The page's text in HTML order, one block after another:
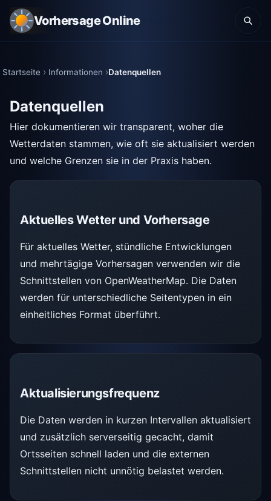
Vorhersage Online
Startseite Informationen Datenquellen
Datenquellen
Hier dokumentieren wir transparent, woher die
Wetterdaten stammen, wie oft sie aktualisiert werden
und welche Grenzen sie in der Praxis haben.
Aktuelles Wetter und Vorhersage
Für aktuelles Wetter, stündliche Entwicklungen
und mehrtägige Vorhersagen verwenden wir die
Schnittstellen von OpenWeatherMap. Die Daten
werden für unterschiedliche Seitentypen in ein
einheitliches Format überführt.
Aktualisierungsfrequenz
Die Daten werden in kurzen Intervallen aktualisiert
und zusätzlich serverseitig gecacht, damit
Ortsseiten schnell laden und die externen
Schnittstellen nicht unnötig belastet werden.